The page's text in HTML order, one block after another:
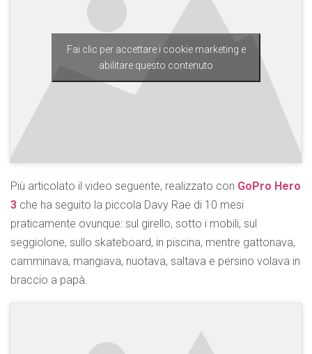
Fai clic per accettare i cookie marketing e
abilitare questo contenuto
Più articolato il video seguente, realizzato con GoPro Hero
3 che ha seguito la piccola Davy Rae di 10 mesi
praticamente ovunque: sul girello, sotto i mobili, sul
seggiolone, sullo skateboard, in piscina, mentre gattonava,
camminava, mangiava, nuotava, saltava e persino volava in
braccio a papà.